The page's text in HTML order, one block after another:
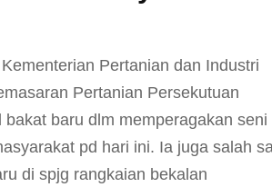
Pertanian dan Industri
Pertanian Persekutuan
baru dlm memperagakan seni
pd hari ini. Ia juga salah
di spjg rangkaian bekalan